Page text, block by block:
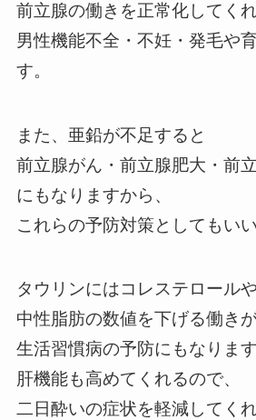
前立腺の働きを正常化してく
男性機能不全・不妊・発毛や
す。
また、亜鉛が不足すると
前立腺がん・前立腺肥大・前
にもなりますから、
これらの予防対策としてもい
タウリンにはコレステロールや
中性脂肪の数値を下げる働き
生活習慣病の予防にもなります
肝機能も高めてくれるので、
二日酔いの症状を軽減してく